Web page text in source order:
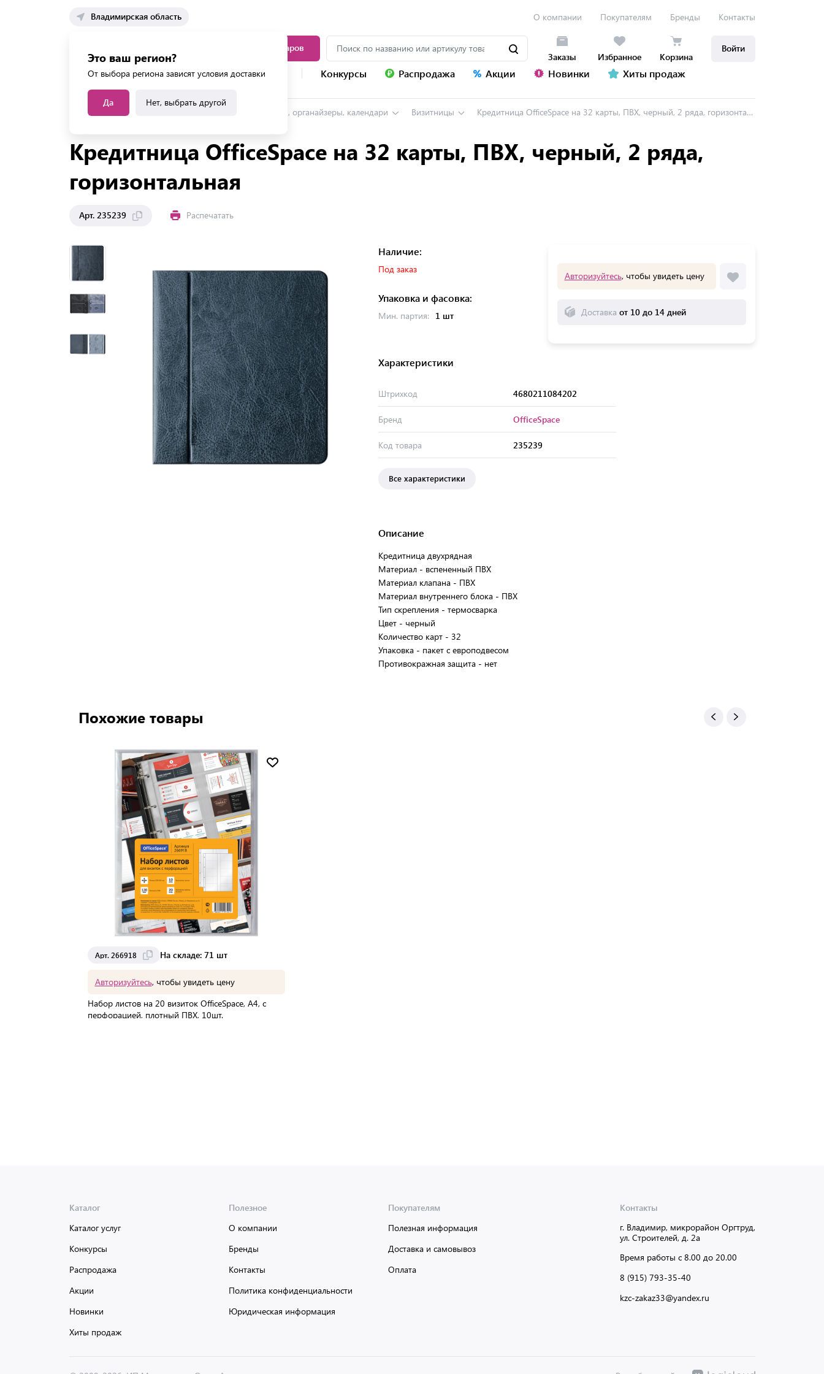
Владимирская область
Это ваш регион?
От выбора региона зависят условия доставки
Да Нет, выбрать другой
О компании Покупателям Бренды Контакты
Каталог товаров
Заказы Избранное Корзина
Войти
Каталог услуг Конкурсы Распродажа Акции Новинки Хиты продаж
Главная Каталог Ежедневники, планинги, органайзеры, календари Визитницы Кредитница OfficeSpace на 32 карты, ПВХ, черный, 2 ряда, горизонтальная
Кредитница OfficeSpace на 32 карты, ПВХ, черный, 2 ряда,
горизонтальная
Арт. 235239 Распечатать
Наличие:
Под заказ
Упаковка и фасовка:
Мин. партия: 1 шт
Авторизуйтесь, чтобы увидеть цену
Доставка от 10 до 14 дней
Характеристики
Штрихкод 4680211084202
Бренд OfficeSpace
Код товара 235239
Все характеристики
Описание
Кредитница двухрядная
Материал - вспененный ПВХ
Материал клапана - ПВХ
Материал внутреннего блока - ПВХ
Тип скрепления - термосварка
Цвет - черный
Количество карт - 32
Упаковка - пакет с европодвесом
Противокражная защита - нет
Похожие товары
Арт. 266918 На складе: 71 шт
Авторизуйтесь, чтобы увидеть цену
Набор листов на 20 визиток OfficeSpace, А4, с
перфорацией, плотный ПВХ, 10шт.
Каталог
Каталог услуг
Конкурсы
Распродажа
Акции
Новинки
Хиты продаж
Полезное
О компании
Бренды
Контакты
Политика конфиденциальности
Юридическая информация
Покупателям
Полезная информация
Доставка и самовывоз
Оплата
Контакты
г. Владимир, микрорайон Оргтруд,
ул. Строителей, д. 2а
Время работы с 8.00 до 20.00
8 (915) 793-35-40
kzc-zakaz33@yandex.ru